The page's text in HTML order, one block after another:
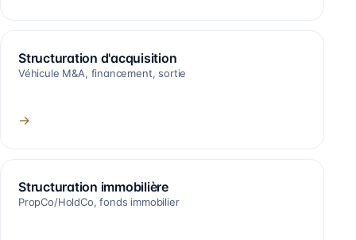
Structuration d'acquisition
Véhicule M&A, financement, sortie
→
Structuration immobilière
PropCo/HoldCo, fonds immobilier